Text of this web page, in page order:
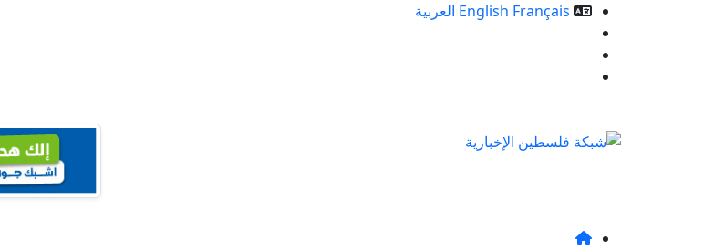
English Français
العربية